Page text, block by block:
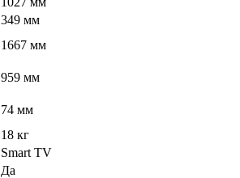
349 мм
1667 мм
959 мм
74 мм
18 кг
Smart TV
Да